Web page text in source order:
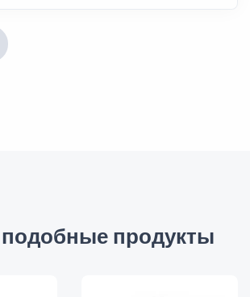
подобные продукты